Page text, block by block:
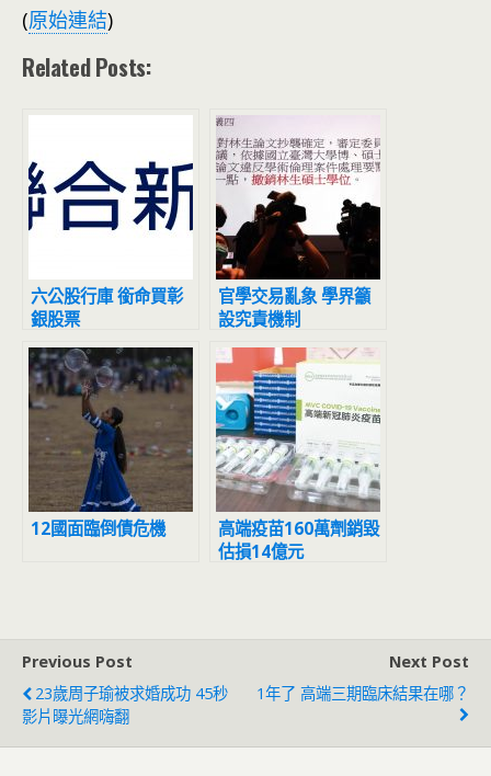
(原始連結)
Related Posts:
六公股行庫 銜命買彰
銀股票
官學交易亂象 學界籲
設究責機制
12國面臨倒債危機
高端疫苗160萬劑銷毀
估損14億元
Previous Post
23歲周子瑜被求婚成功 45秒
影片曝光網嗨翻
Next Post
1年了 高端三期臨床結果在哪？